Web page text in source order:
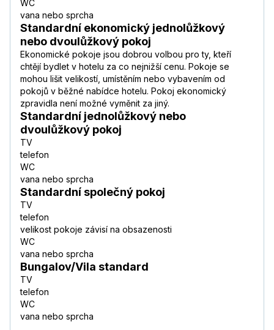
WC
vana nebo sprcha
Standardní ekonomický jednolůžkový
nebo dvoulůžkový pokoj
Ekonomické pokoje jsou dobrou volbou pro ty, kteří
chtějí bydlet v hotelu za co nejnižší cenu. Pokoje se
mohou lišit velikostí, umístěním nebo vybavením od
pokojů v běžné nabídce hotelu. Pokoj ekonomický
zpravidla není možné vyměnit za jiný.
Standardní jednolůžkový nebo
dvoulůžkový pokoj
TV
telefon
WC
vana nebo sprcha
Standardní společný pokoj
TV
telefon
velikost pokoje závisí na obsazenosti
WC
vana nebo sprcha
Bungalov/Vila standard
TV
telefon
WC
vana nebo sprcha